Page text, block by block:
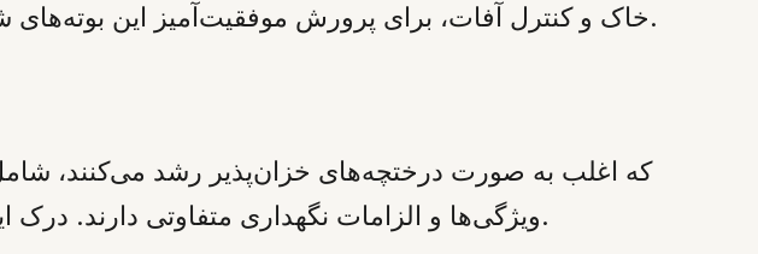
جامع‌ترین نکات را از کاشت و آبیاری تا تنظیم pH خاک و کنترل آفات، برای پرورش موفقیت‌آمیز این بوته‌های شگفت‌انگیز ارائه می‌دهد.
ویژگی‌ها و الزامات نگهداری متفاوتی دارند. درک این تفاوت‌ها برای تصمیم‌گیری در مورد هرس و مدیریت رنگ ضروری است.